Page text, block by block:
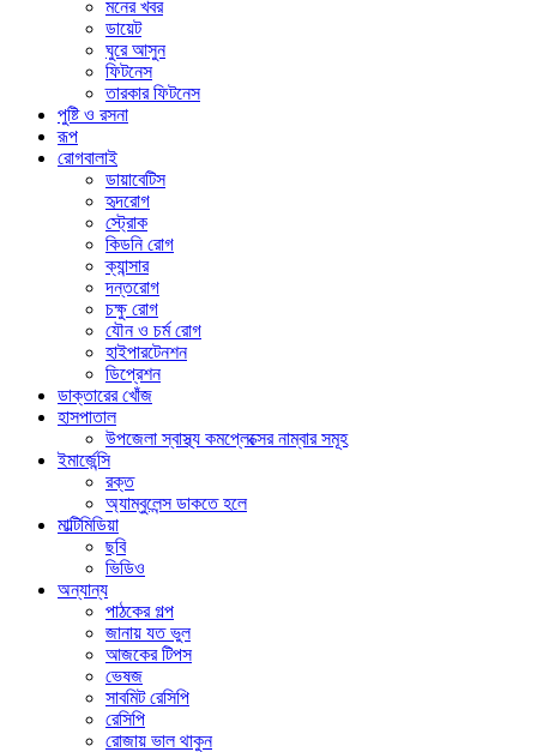
মনের খবর
ডায়েট
ঘুরে আসুন
ফিটনেস
তারকার ফিটনেস
পুষ্টি ও রসনা
রূপ
রোগবালাই
ডায়াবেটিস
হৃদরোগ
স্ট্রোক
কিডনি রোগ
ক্যান্সার
দন্তরোগ
চক্ষু রোগ
যৌন ও চর্ম রোগ
হাইপারটেনশন
ডিপ্রেশন
ডাক্তারের খোঁজ
হাসপাতাল
উপজেলা স্বাস্থ্য কমপ্লেক্সের নাম্বার সমূহ
ইমার্জেন্সি
রক্ত
অ্যাম্বুলেন্স ডাকতে হলে
মাল্টিমিডিয়া
ছবি
ভিডিও
অন্যান্য
পাঠকের গল্প
জানায় যত ভুল
আজকের টিপস
ভেষজ
সাবমিট রেসিপি
রেসিপি
রোজায় ভাল থাকুন